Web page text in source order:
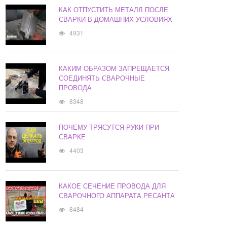
КАК ОТПУСТИТЬ МЕТАЛЛ ПОСЛЕ
СВАРКИ В ДОМАШНИХ УСЛОВИЯХ
4931
КАКИМ ОБРАЗОМ ЗАПРЕЩАЕТСЯ
СОЕДИНЯТЬ СВАРОЧНЫЕ
ПРОВОДА
8348
ПОЧЕМУ ТРЯСУТСЯ РУКИ ПРИ
СВАРКЕ
4403
КАКОЕ СЕЧЕНИЕ ПРОВОДА ДЛЯ
СВАРОЧНОГО АППАРАТА РЕСАНТА
8484